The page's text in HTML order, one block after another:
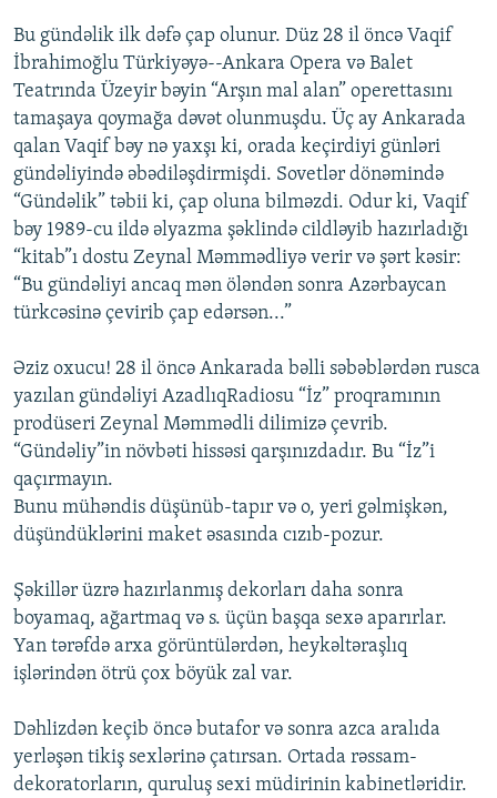
Bu gündəlik ilk dəfə çap olunur. Düz 28 il öncə Vaqif
İbrahimoğlu Türkiyəyə--Ankara Opera və Balet
Teatrında Üzeyir bəyin “Arşın mal alan” operettasını
tamaşaya qoymağa dəvət olunmuşdu. Üç ay Ankarada
qalan Vaqif bəy nə yaxşı ki, orada keçirdiyi günləri
gündəliyində əbədiləşdirmişdi. Sovetlər dönəmində
“Gündəlik” təbii ki, çap oluna bilməzdi. Odur ki, Vaqif
bəy 1989-cu ildə əlyazma şəklində cildləyib hazırladığı
“kitab”ı dostu Zeynal Məmmədliyə verir və şərt kəsir:
“Bu gündəliyi ancaq mən öləndən sonra Azərbaycan
türkcəsinə çevirib çap edərsən...”
Əziz oxucu! 28 il öncə Ankarada bəlli səbəblərdən rusca
yazılan gündəliyi AzadlıqRadiosu “İz” proqramının
prodüseri Zeynal Məmmədli dilimizə çevrib.
“Gündəliy”in növbəti hissəsi qarşınızdadır. Bu “İz”i
qaçırmayın.
Bunu mühəndis düşünüb-tapır və o, yeri gəlmişkən,
düşündüklərini maket əsasında cızıb-pozur.
Şəkillər üzrə hazırlanmış dekorları daha sonra
boyamaq, ağartmaq və s. üçün başqa sexə aparırlar.
Yan tərəfdə arxa görüntülərdən, heykəltəraşlıq
işlərindən ötrü çox böyük zal var.
Dəhlizdən keçib öncə butafor və sonra azca aralıda
yerləşən tikiş sexlərinə çatırsan. Ortada rəssam-
dekoratorların, quruluş sexi müdirinin kabinetləridir.